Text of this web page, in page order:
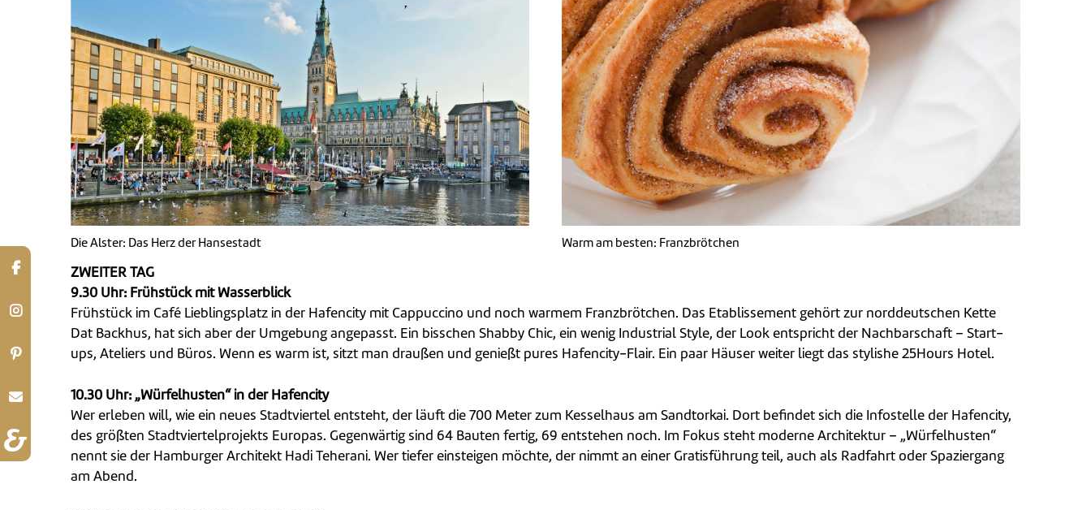
Die Alster: Das Herz der Hansestadt Warm am besten: Franzbrötchen
ZWEITER TAG
9.30 Uhr: Frühstück mit Wasserblick
Frühstück im Café Lieblingsplatz in der Hafencity mit Cappuccino und noch warmem Franzbrötchen. Das Etablissement gehört zur norddeutschen Kette
Dat Backhus, hat sich aber der Umgebung angepasst. Ein bisschen Shabby Chic, ein wenig Industrial Style, der Look entspricht der Nachbarschaft – Start-
ups, Ateliers und Büros. Wenn es warm ist, sitzt man draußen und genießt pures Hafencity-Flair. Ein paar Häuser weiter liegt das stylishe 25Hours Hotel.
10.30 Uhr: „Würfelhusten“ in der Hafencity
Wer erleben will, wie ein neues Stadtviertel entsteht, der läuft die 700 Meter zum Kesselhaus am Sandtorkai. Dort befindet sich die Infostelle der Hafencity,
des größten Stadtviertelprojekts Europas. Gegenwärtig sind 64 Bauten fertig, 69 entstehen noch. Im Fokus steht moderne Architektur – „Würfelhusten“
nennt sie der Hamburger Architekt Hadi Teherani. Wer tiefer einsteigen möchte, der nimmt an einer Gratisführung teil, auch als Radfahrt oder Spaziergang
am Abend.